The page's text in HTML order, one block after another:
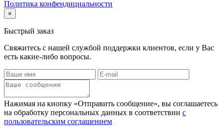
Политика конфендициальности
×
Быстрый заказ
Свяжитесь с нашей службой поддержки клиентов, если у Вас
есть какие-либо вопросы.
Нажимая на кнопку «Отправить сообщение», вы соглашаетесь
на обработку персональных данных в соответствии с
пользовательским соглашением